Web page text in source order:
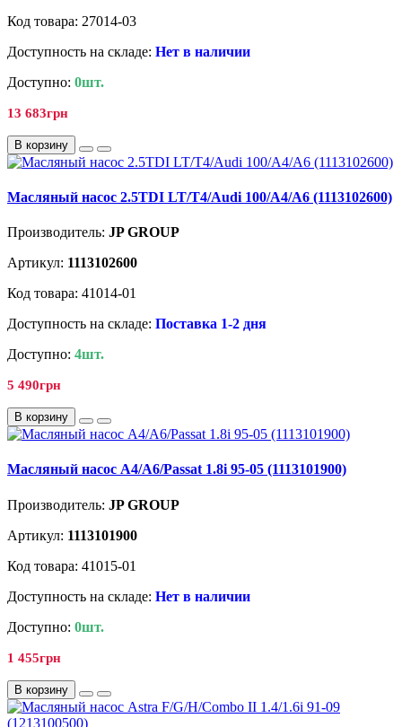
Код товара: 27014-03
Доступность на складе: Нет в наличии
Доступно: 0шт.
13 683грн
В корзину
Масляный насос 2.5TDI LT/T4/Audi 100/A4/A6 (1113102600)
Производитель: JP GROUP
Артикул: 1113102600
Код товара: 41014-01
Доступность на складе: Поставка 1-2 дня
Доступно: 4шт.
5 490грн
В корзину
Масляный насос A4/A6/Passat 1.8i 95-05 (1113101900)
Производитель: JP GROUP
Артикул: 1113101900
Код товара: 41015-01
Доступность на складе: Нет в наличии
Доступно: 0шт.
1 455грн
В корзину